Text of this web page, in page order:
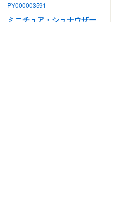
PY000003591
ミニチュア・シュナウザー